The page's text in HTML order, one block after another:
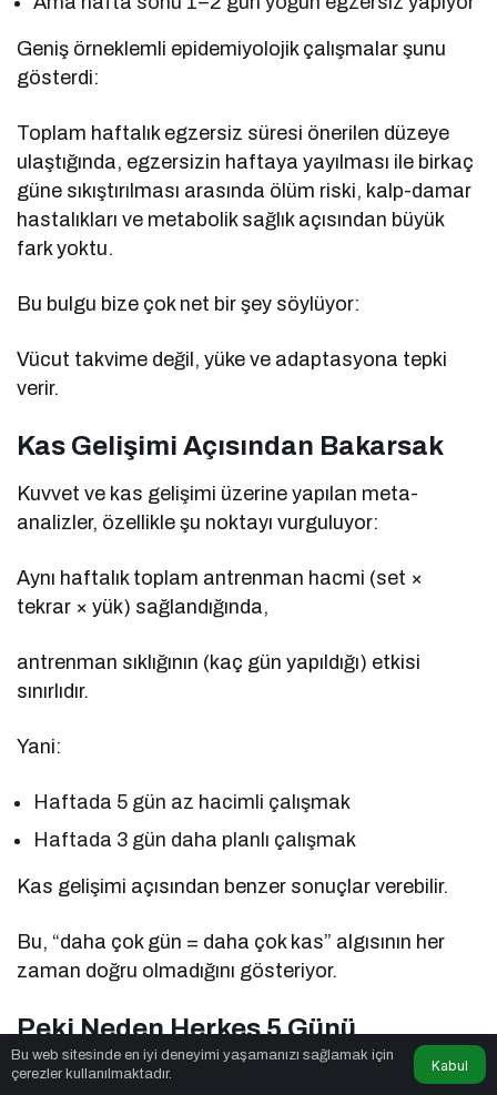
Geniş örneklemli epidemiyolojik çalışmalar şunu
gösterdi:
Toplam haftalık egzersiz süresi önerilen düzeye
ulaştığında, egzersizin haftaya yayılması ile birkaç
güne sıkıştırılması arasında ölüm riski, kalp-damar
hastalıkları ve metabolik sağlık açısından büyük
fark yoktu.
Bu bulgu bize çok net bir şey söylüyor:
Vücut takvime değil, yüke ve adaptasyona tepki
verir.
Kas Gelişimi Açısından Bakarsak
Kuvvet ve kas gelişimi üzerine yapılan meta-
analizler, özellikle şu noktayı vurguluyor:
Aynı haftalık toplam antrenman hacmi (set ×
tekrar × yük) sağlandığında,
antrenman sıklığının (kaç gün yapıldığı) etkisi
sınırlıdır.
Yani:
Haftada 5 gün az hacimli çalışmak
Haftada 3 gün daha planlı çalışmak
Kas gelişimi açısından benzer sonuçlar verebilir.
Bu, “daha çok gün = daha çok kas” algısının her
zaman doğru olmadığını gösteriyor.
Peki Neden Herkes 5 Günü
Savunuyor?
Bu web sitesinde en iyi deneyimi yaşamanızı sağlamak için
çerezler kullanılmaktadır.
Kabul